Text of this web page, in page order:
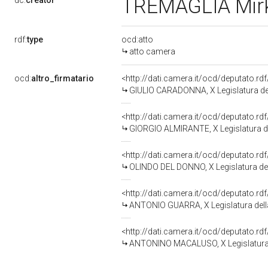
TREMAGLIA
rdf:type
ocd:atto
atto camera
ocd:altro_firmatario
<http://dati.camera.it/ocd/
GIULIO CARADONNA, X Legislatura
<http://dati.camera.it/ocd/
GIORGIO ALMIRANTE, X Legislatura
<http://dati.camera.it/ocd/
OLINDO DEL DONNO, X Legislatura
<http://dati.camera.it/ocd/
ANTONIO GUARRA, X Legislatura
<http://dati.camera.it/ocd/
ANTONINO MACALUSO, X